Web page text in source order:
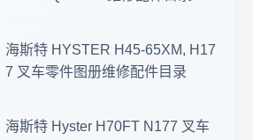
2026年7月1日 工程机械资料更新 · 零件图册与维修手册上新
海斯特 HYSTER H45-65XM, H17
7 叉车零件图册维修配件目录
海斯特 Hyster H70FT N177 叉车